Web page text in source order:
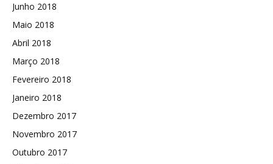
Junho 2018
Maio 2018
Abril 2018
Março 2018
Fevereiro 2018
Janeiro 2018
Dezembro 2017
Novembro 2017
Outubro 2017